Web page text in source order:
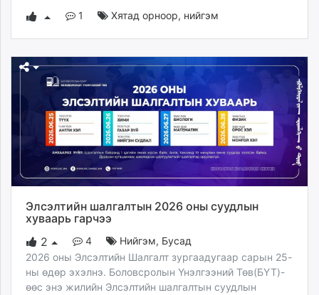
1 Хятад орноор, нийгэм
Элсэлтийн шалгалтын 2026 оны суудлын
хуваарь гарчээ
2
4 Нийгэм, Бусад
2026 оны Элсэлтийн Шалгалт зургаадугаар сарын 25-
ны өдөр эхэлнэ. Боловсролын Үнэлгээний Төв(БҮТ)-
өөс энэ жилийн Элсэлтийн шалгалтын суудлын